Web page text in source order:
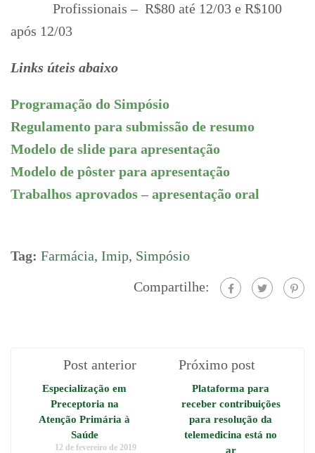
Profissionais – R$80 até 12/03 e R$100
após 12/03
Links úteis abaixo
Programação do Simpósio
Regulamento para submissão de resumo
Modelo de slide para apresentação
Modelo de pôster para apresentação
Trabalhos aprovados – apresentação oral
Tag: Farmácia, Imip, Simpósio
Compartilhe:
Post anterior
Especialização em
Preceptoria na
Atenção Primária à
Saúde
12 de fevereiro de 2019
Próximo post
Plataforma para
receber contribuições
para resolução da
telemedicina está no
ar